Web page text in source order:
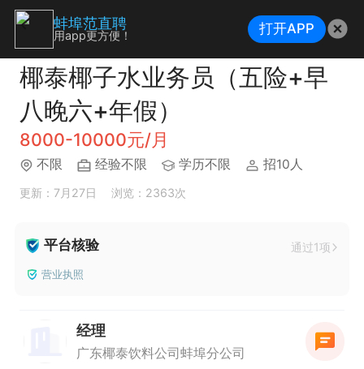
椰泰椰子水业务员（五险+早
八晚六+年假）
8000-10000元/月
不限 经验不限 学历不限 招10人
更新：7月27日 浏览：2363次
平台核验 通过1项
营业执照
经理
广东椰泰饮料公司蚌埠分公司
蚌埠范直聘
用app更方便！ 打开APP